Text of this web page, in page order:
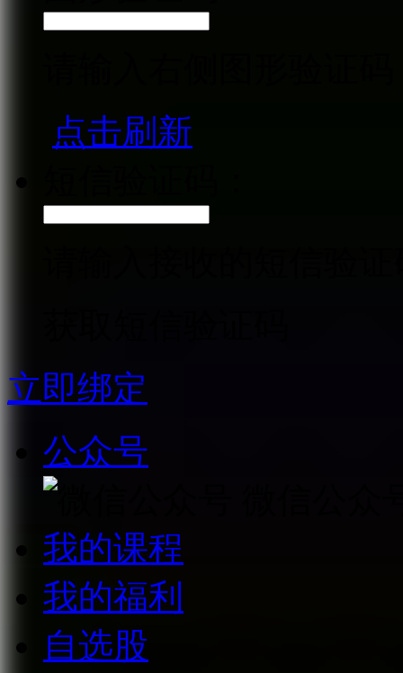
点击刷新
立即绑定
公众号
我的课程
我的福利
自选股